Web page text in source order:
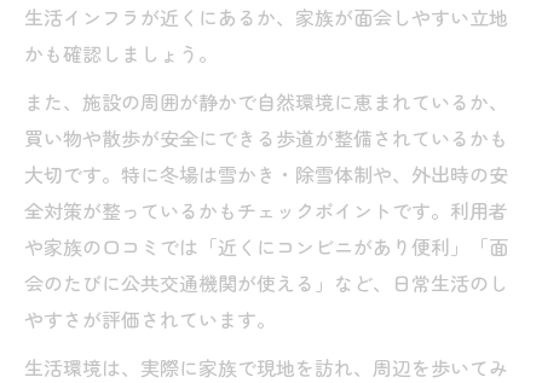
生活インフラが近くにあるか、家族が面会しやすい立地
かも確認しましょう。
また、施設の周囲が静かで自然環境に恵まれているか、
買い物や散歩が安全にできる歩道が整備されているかも
大切です。特に冬場は雪かき・除雪体制や、外出時の安
全対策が整っているかもチェックポイントです。利用者
や家族の口コミでは「近くにコンビニがあり便利」「面
会のたびに公共交通機関が使える」など、日常生活のし
やすさが評価されています。
生活環境は、実際に家族で現地を訪れ、周辺を歩いてみ